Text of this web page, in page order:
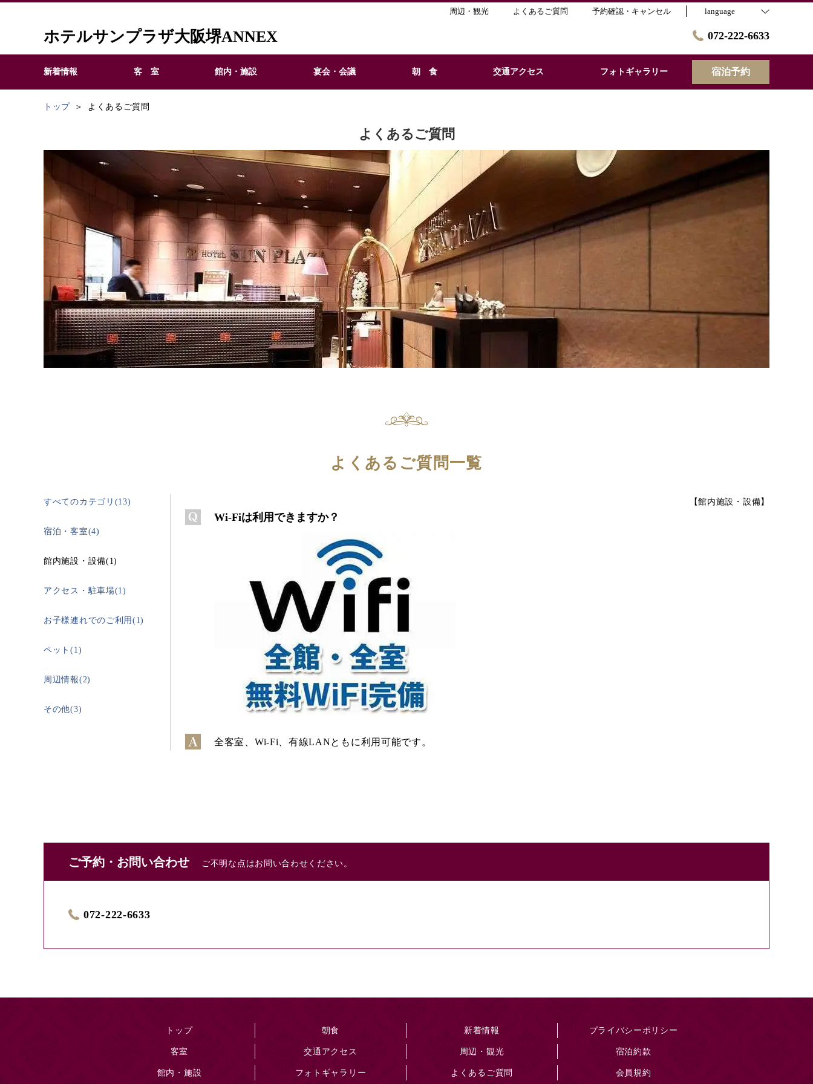
周辺・観光 よくあるご質問 予約確認・キャンセル language
ホテルサンプラザ大阪堺ANNEX 072-222-6633
新着情報 客 室 館内・施設 宴会・会議 朝 食 交通アクセス フォトギャラリー 宿泊予約
トップ よくあるご質問
よくあるご質問
よくあるご質問一覧
すべてのカテゴリ(13)
宿泊・客室(4)
館内施設・設備(1)
アクセス・駐車場(1)
お子様連れでのご利用(1)
ペット(1)
周辺情報(2)
その他(3)
【館内施設・設備】
Wi-Fiは利用できますか？
全客室、Wi-Fi、有線LANともに利用可能です。
ご予約・お問い合わせ ご不明な点はお問い合わせください。
072-222-6633
トップ
客室
館内・施設
朝食
交通アクセス
フォトギャラリー
新着情報
周辺・観光
よくあるご質問
プライバシーポリシー
宿泊約款
会員規約